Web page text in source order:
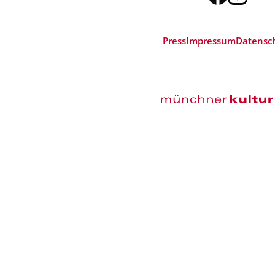
PressImpressum